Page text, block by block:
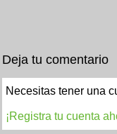
Deja tu comentario
Necesitas tener una
¡Registra tu cuenta